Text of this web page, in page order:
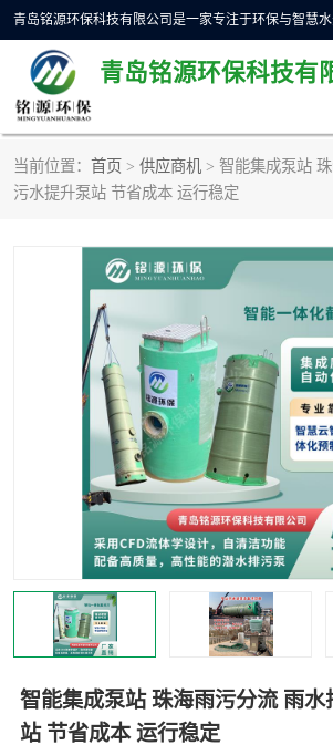
青岛铭源环保科技有
当前位置： 首页 > 供应商机 > 智能集成泵站
污水提升泵站 节省成本 运行稳定
智能集成泵站 珠海雨污分流 雨水
站 节省成本 运行稳定
一体化HMPP泵站
智能截流井 智能旋
下开式堰门 液动限
加压泵房/灌溉泵房 一体化
不锈钢浮筒阀 真空冲
雨水收集回用装置 门式冲
智能一体化灌溉泵房 一体化
水面垃圾清理装置 浅层砂
一体化泵闸 柔性截
真空冲洗设备